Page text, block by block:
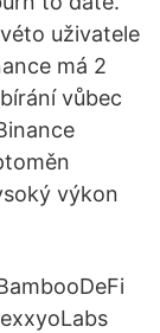
uživatele
má 2
vůbec
výkon